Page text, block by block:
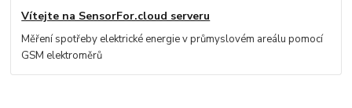
Vítejte na SensorFor.cloud serveru
Měření spotřeby elektrické energie v průmyslovém areálu pomocí
GSM elektroměrů